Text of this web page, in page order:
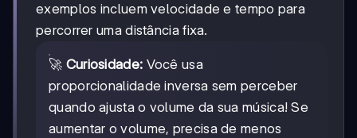
exemplos incluem velocidade e tempo para
percorrer uma distância fixa.
🚀 Curiosidade: Você usa
proporcionalidade inversa sem perceber
quando ajusta o volume da sua música! Se
aumentar o volume, precisa de menos